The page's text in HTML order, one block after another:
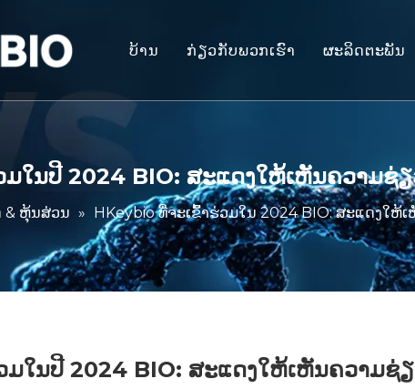
ບ້ານ ກ່ຽວກັບພວກເຮົາ ຜະລິດຕະພັນ
ເນື້ອເຍື່ອມ
ການປະເ
ແພດສາ
ສະຫນັບສ
ມໃນປີ 2024 BIO: ສະແດງໃຫ້ເຫັນຄວາມ
& ຫຸ້ນສ່ວນ » HKeybio ທີ່ຈະເຂົ້າຮ່ວມໃນ 2024 BIO: ສະແດງໃ
ມໃນປີ 2024 BIO: ສະແດງໃຫ້ເຫັນຄວາ